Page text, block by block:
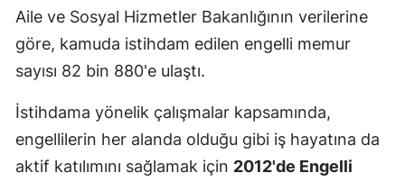
Edirne
Elazığ
Eskişehir
Aile ve Sosyal Hizmetler Bakanlığının verilerine
göre, kamuda istihdam edilen engelli memur
sayısı 82 bin 880'e ulaştı.
İstihdama yönelik çalışmalar kapsamında,
engellilerin her alanda olduğu gibi iş hayatına da
aktif katılımını sağlamak için 2012'de Engelli